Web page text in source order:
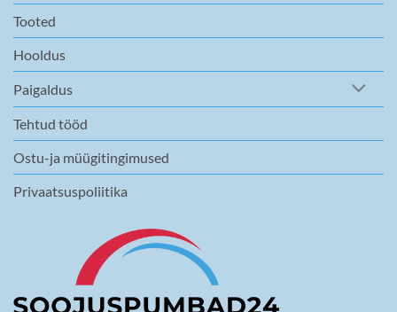
Tooted
Hooldus
Paigaldus
Tehtud tööd
Ostu-ja müügitingimused
Privaatsuspoliitika